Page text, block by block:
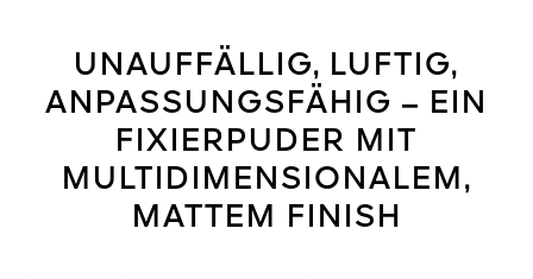
UNAUFFÄLLIG, LUFTIG,
ANPASSUNGSFÄHIG – EIN
FIXIERPUDER MIT
MULTIDIMENSIONALEM,
MATTEM FINISH